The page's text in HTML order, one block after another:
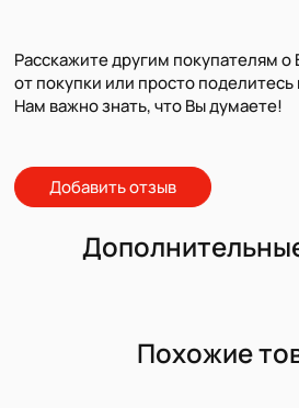
Расскажите другим покупателям
от покупки или просто
Нам важно знать, что Вы думаете!
Добавить отзыв
Похожие